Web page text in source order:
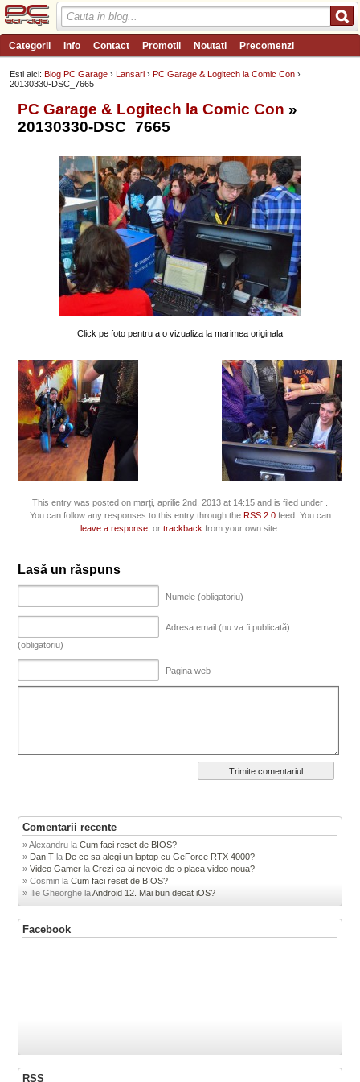
Categorii Info Contact Promotii Noutati Precomenzi
Review-uri Wishlist PC Garage TV Forum Blog Angajari
Esti aici:Blog PC Garage ›Lansari ›PC Garage & Logitech la Comic Con ›
20130330-DSC_7665
PC Garage & Logitech la Comic Con »
20130330-DSC_7665
Click pe foto pentru a o vizualiza la marimea originala
This entry was posted on marți, aprilie 2nd, 2013 at 14:15 and is filed under .
You can follow any responses to this entry through the RSS 2.0feed. You can
leave a response , ortrackback from your own site.
Lasă un răspuns
Numele (obligatoriu)
Adresa email (nu va fi publicată)
(obligatoriu)
Pagina web
Comentarii recente
Alexandru laCum faci reset de BIOS?
Dan T la De ce sa alegi un laptop cu GeForce RTX 4000?
Video Gamer laCrezi ca ai nevoie de o placa video noua?
Cosmin laCum faci reset de BIOS?
Ilie Gheorghe laAndroid 12. Mai bun decat iOS?
Facebook
RSS